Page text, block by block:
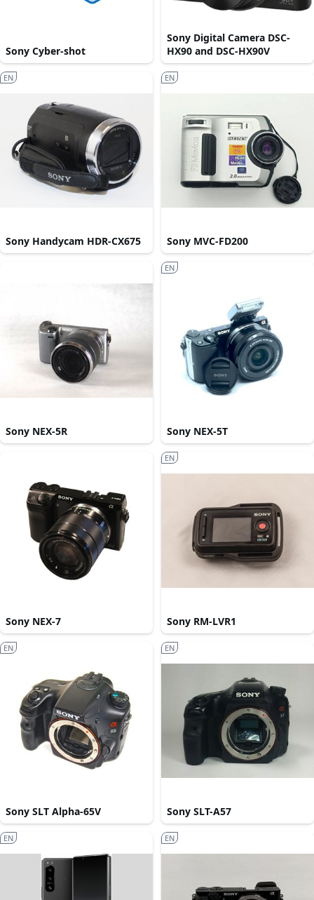
Sony Cyber-shot
Sony Digital Camera DSC-
HX90 and DSC-HX90V
Sony Handycam HDR-CX675
EN
Sony MVC-FD200
EN
Sony NEX-5R Sony NEX-5T
EN
Sony NEX-7 Sony RM-LVR1
EN
Sony SLT Alpha-65V
EN
Sony SLT-A57
EN
EN EN